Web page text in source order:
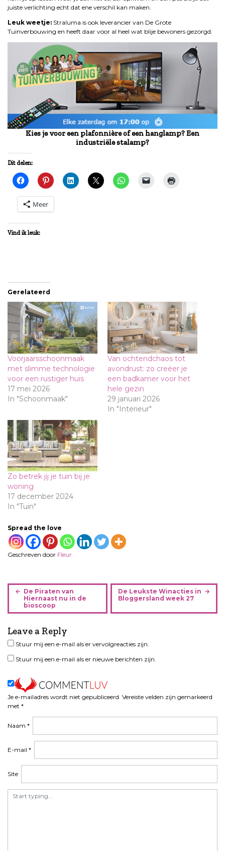
juiste verlichting echt dat ene verschil kan maken.
Leuk weetje: Straluma is ook leverancier van De Grote
Tuinverbouwing en heeft daar voor al heel wat blije bewoners gezorgd.
Kies je voor een plafonnière of een hanglamp? Een
industriële stalamp?
Dit delen:
Meer
Vind ik leuk:
Gerelateerd
Voorjaarsschoonmaak
met slimme technologie
voor een rustiger huis
17 mei 2026
In "Schoonmaak"
Van ochtendchaos tot
avondrust: zo creëer je
een badkamer voor het
hele gezin
29 januari 2026
In "Interieur"
Zo betrek jij je tuin bij je
woning
17 december 2024
In "Tuin"
Spread the love
Geschreven door Fleur
B
r
c
h
t
v
i
g
a
e
De Piraten van
Hiernaast nu in de
bioscoop
De Leukste Winacties in
Bloggersland week 27
Leave a Reply
Je e-mailadres wordt niet gepubliceerd. Vereiste velden zijn gemarkeerd
met *
Naam *
E-mail *
Site
Stuur mij een e-mail als er vervolgreacties zijn.
Stuur mij een e-mail als er nieuwe berichten zijn.